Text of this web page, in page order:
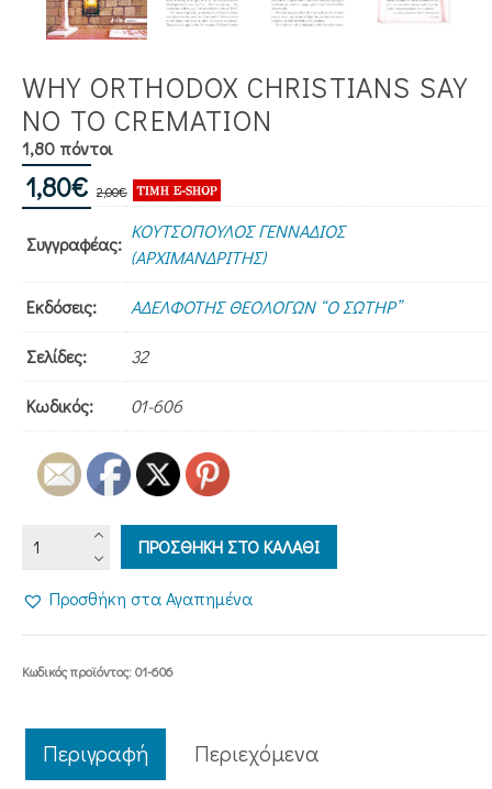
WHY ORTHODOX CHRISTIANS SAY
NO TO CREMATION
1,80 πόντοι
2,00€ Original
price
was:
2,00€.
1,80€ Η
τρέχουσα
τιμή
είναι:
1,80€.
Συγγραφέας:
ΚΟΥΤΣΟΠΟΥΛΟΣ ΓΕΝΝΑΔΙΟΣ
(ΑΡΧΙΜΑΝΔΡΙΤΗΣ)
Εκδόσεις: ΑΔΕΛΦΟΤΗΣ ΘΕΟΛΟΓΩΝ “Ο ΣΩΤΗΡ”
Σελίδες: 32
Κωδικός: 01-606
WHY
ORTHODOX
CHRISTIANS
TO
ΠΡΟΣΘΗΚΗ ΣΤΟ ΚΑΛΑΘΙ
Προσθήκη στα Αγαπημένα
Κωδικός προϊόντος:01-606
Περιγραφή
Περιεχόμενα